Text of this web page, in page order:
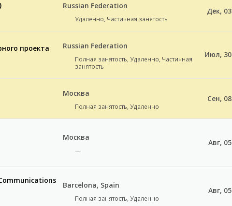
Russian Federation
Удаленно, Частичная занятость
Дек, 03
проекта
Russian Federation
Полная занятость, Удаленно, Частичная
занятость
Июл, 30
Москва
Полная занятость, Удаленно
Сен, 08
Москва
—
Авг, 05
Barcelona, Spain
Полная занятость, Удаленно
Авг, 05